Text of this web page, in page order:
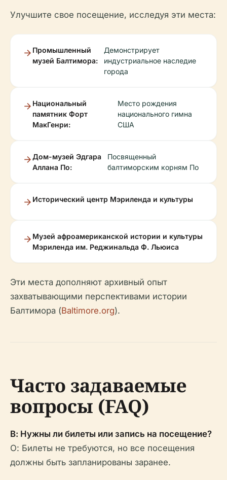
Улучшите свое посещение, исследуя эти места:
Промышленный
музей Балтимора:
Демонстрирует
индустриальное наследие
города
Национальный
памятник Форт
МакГенри:
Место рождения
национального гимна
США
Дом-музей Эдгара
Аллана По:
Посвященный
балтиморским корням По
Исторический центр Мэриленда и культуры
Музей афроамериканской истории и культуры
Мэриленда им. Реджинальда Ф. Льюиса
Эти места дополняют архивный опыт
захватывающими перспективами истории
Балтимора (Baltimore.org).
Часто задаваемые
вопросы (FAQ)
В: Нужны ли билеты или запись на посещение?
О: Билеты не требуются, но все посещения
должны быть запланированы заранее.